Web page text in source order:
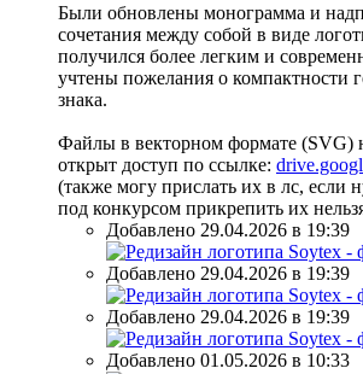
Были обновлены монограмма и
сочетания между собой в виде
получился более легким и
учтены пожелания о компактности
знака.
Файлы в векторном формате (SVG)
открыт доступ по ссылке:
(также могу прислать их в лс, если
под конкурсом прикрепить их
Добавлено 29.04.2026 в 19:39
Добавлено 29.04.2026 в 19:39
Добавлено 29.04.2026 в 19:39
Добавлено 01.05.2026 в 10:33